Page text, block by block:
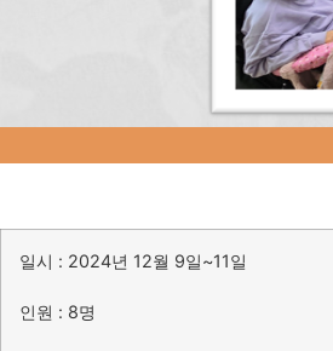
일시 : 2024년 12월 9일~11일
인원 : 8명